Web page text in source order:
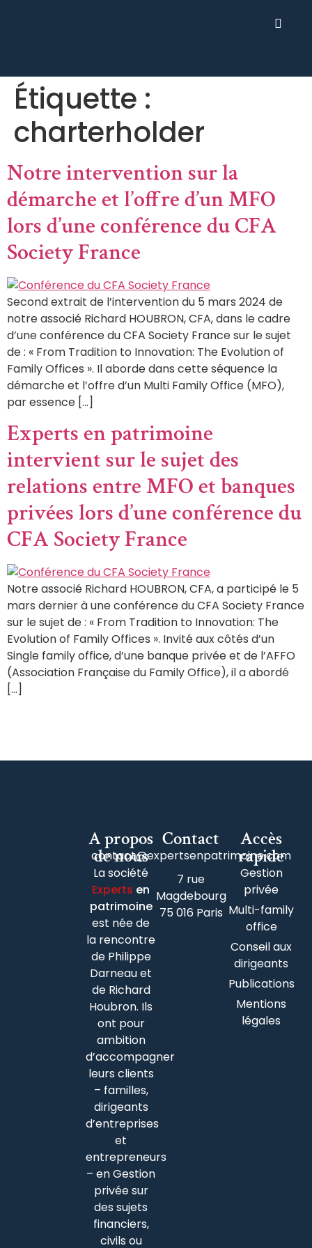
Étiquette :
charterholder
Notre intervention sur la
démarche et l’offre d’un MFO
lors d’une conférence du CFA
Society France
Second extrait de l’intervention du 5 mars 2024 de
notre associé Richard HOUBRON, CFA, dans le cadre
d’une conférence du CFA Society France sur le sujet
de : « From Tradition to Innovation: The Evolution of
Family Offices ». Il aborde dans cette séquence la
démarche et l’offre d’un Multi Family Office (MFO),
par essence […]
Experts en patrimoine
intervient sur le sujet des
relations entre MFO et banques
privées lors d’une conférence du
CFA Society France
Notre associé Richard HOUBRON, CFA, a participé le 5
mars dernier à une conférence du CFA Society France
sur le sujet de : « From Tradition to Innovation: The
Evolution of Family Offices ». Invité aux côtés d’un
Single family office, d’une banque privée et de l’AFFO
(Association Française du Family Office), il a abordé
[…]
A propos
de nous
La société
Experts en
patrimoine
est née de
la rencontre
de Philippe
Darneau et
de Richard
Houbron. Ils
ont pour
ambition
d’accompagner
leurs clients
– familles,
dirigeants
d’entreprises
et
entrepreneurs
– en Gestion
privée sur
des sujets
financiers,
civils ou
Contact
contact@expertsenpatrimoine.com
7 rue
Magdebourg
75 016 Paris
Accès
rapide
Gestion
privée
Multi-family
office
Conseil aux
dirigeants
Publications
Mentions
légales